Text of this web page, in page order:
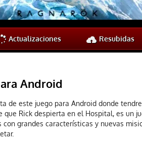
Actualizaciones Resubidas
Android
de este juego para Android donde
Rick despierta en el Hospital, es un
grandes características y nuevas